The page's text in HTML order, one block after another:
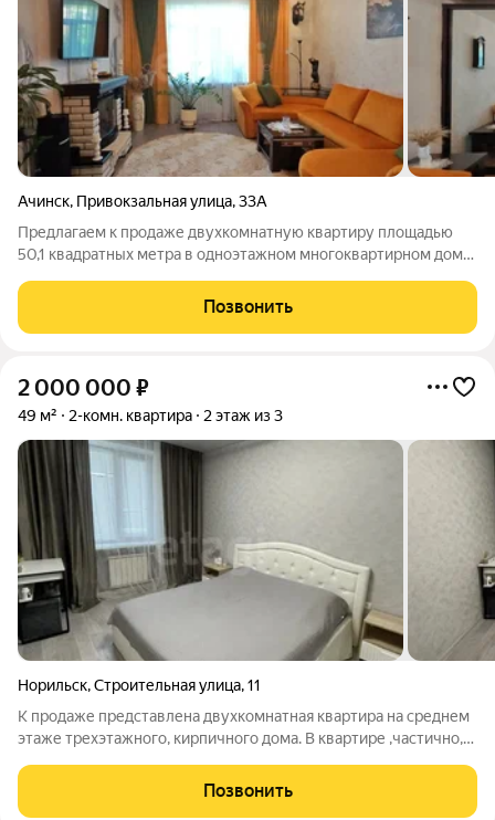
Ачинск, Привокзальная улица,33А
Предлагаем к продаже двухкомнатную квартиру площадью
50,1 квадратных метра в одноэтажном многоквартирном доме.
водоснабжением, канализацией. В квартире выполнен
капитальный качественный ремонт.
Позвонить
2 000 000 ₽
49 м² 2-комн. квартира 2 этаж из 3
Норильск,Строительная улица,11
К продаже представлена двухкомнатная квартира на среднем
этаже трехэтажного, кирпичного дома. В квартире ,частично,
линолеумом. Санузел раздельный. Туалет под ремонт. При
продаже квартир
Позвонить